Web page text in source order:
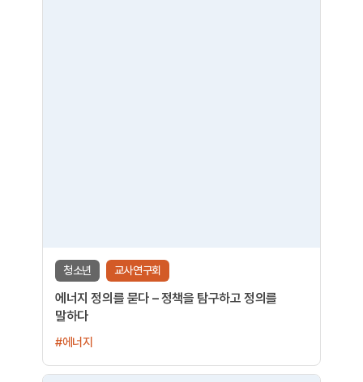
청소년 교사연구회
에너지 정의를 묻다 – 정책을 탐구하고 정의를
말하다
#에너지